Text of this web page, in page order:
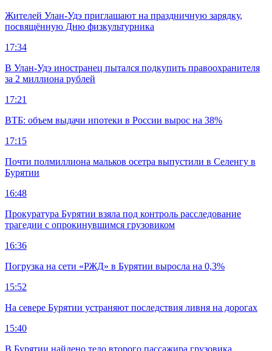
Жителей Улан-Удэ приглашают на праздничную зарядку,
посвящённую Дню физкультурника
17:34
В Улан-Удэ иностранец пытался подкупить правоохранителя
за 2 миллиона рублей
17:21
ВТБ: объем выдачи ипотеки в России вырос на 38%
17:15
Почти полмиллиона мальков осетра выпустили в Селенгу в
Бурятии
16:48
Прокуратура Бурятии взяла под контроль расследование
трагедии с опрокинувшимся грузовиком
16:36
Погрузка на сети «РЖД» в Бурятии выросла на 0,3%
15:52
На севере Бурятии устраняют последствия ливня на дорогах
15:40
В Бурятии найдено тело второго пассажира грузовика,